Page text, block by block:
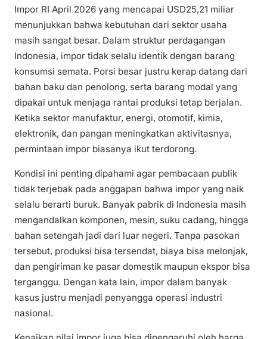
Impor RI April 2026 yang mencapai USD25,21 miliar
menunjukkan bahwa kebutuhan dari sektor usaha
masih sangat besar. Dalam struktur perdagangan
Indonesia, impor tidak selalu identik dengan barang
konsumsi semata. Porsi besar justru kerap datang dari
bahan baku dan penolong, serta barang modal yang
dipakai untuk menjaga rantai produksi tetap berjalan.
Ketika sektor manufaktur, energi, otomotif, kimia,
elektronik, dan pangan meningkatkan aktivitasnya,
permintaan impor biasanya ikut terdorong.
Kondisi ini penting dipahami agar pembacaan publik
tidak terjebak pada anggapan bahwa impor yang naik
selalu berarti buruk. Banyak pabrik di Indonesia masih
mengandalkan komponen, mesin, suku cadang, hingga
bahan setengah jadi dari luar negeri. Tanpa pasokan
tersebut, produksi bisa tersendat, biaya bisa melonjak,
dan pengiriman ke pasar domestik maupun ekspor bisa
terganggu. Dengan kata lain, impor dalam banyak
kasus justru menjadi penyangga operasi industri
nasional.